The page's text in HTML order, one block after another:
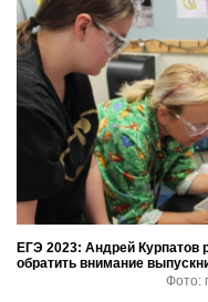
ЕГЭ 2023: Андрей Курпатов
обратить внимание
Фото: